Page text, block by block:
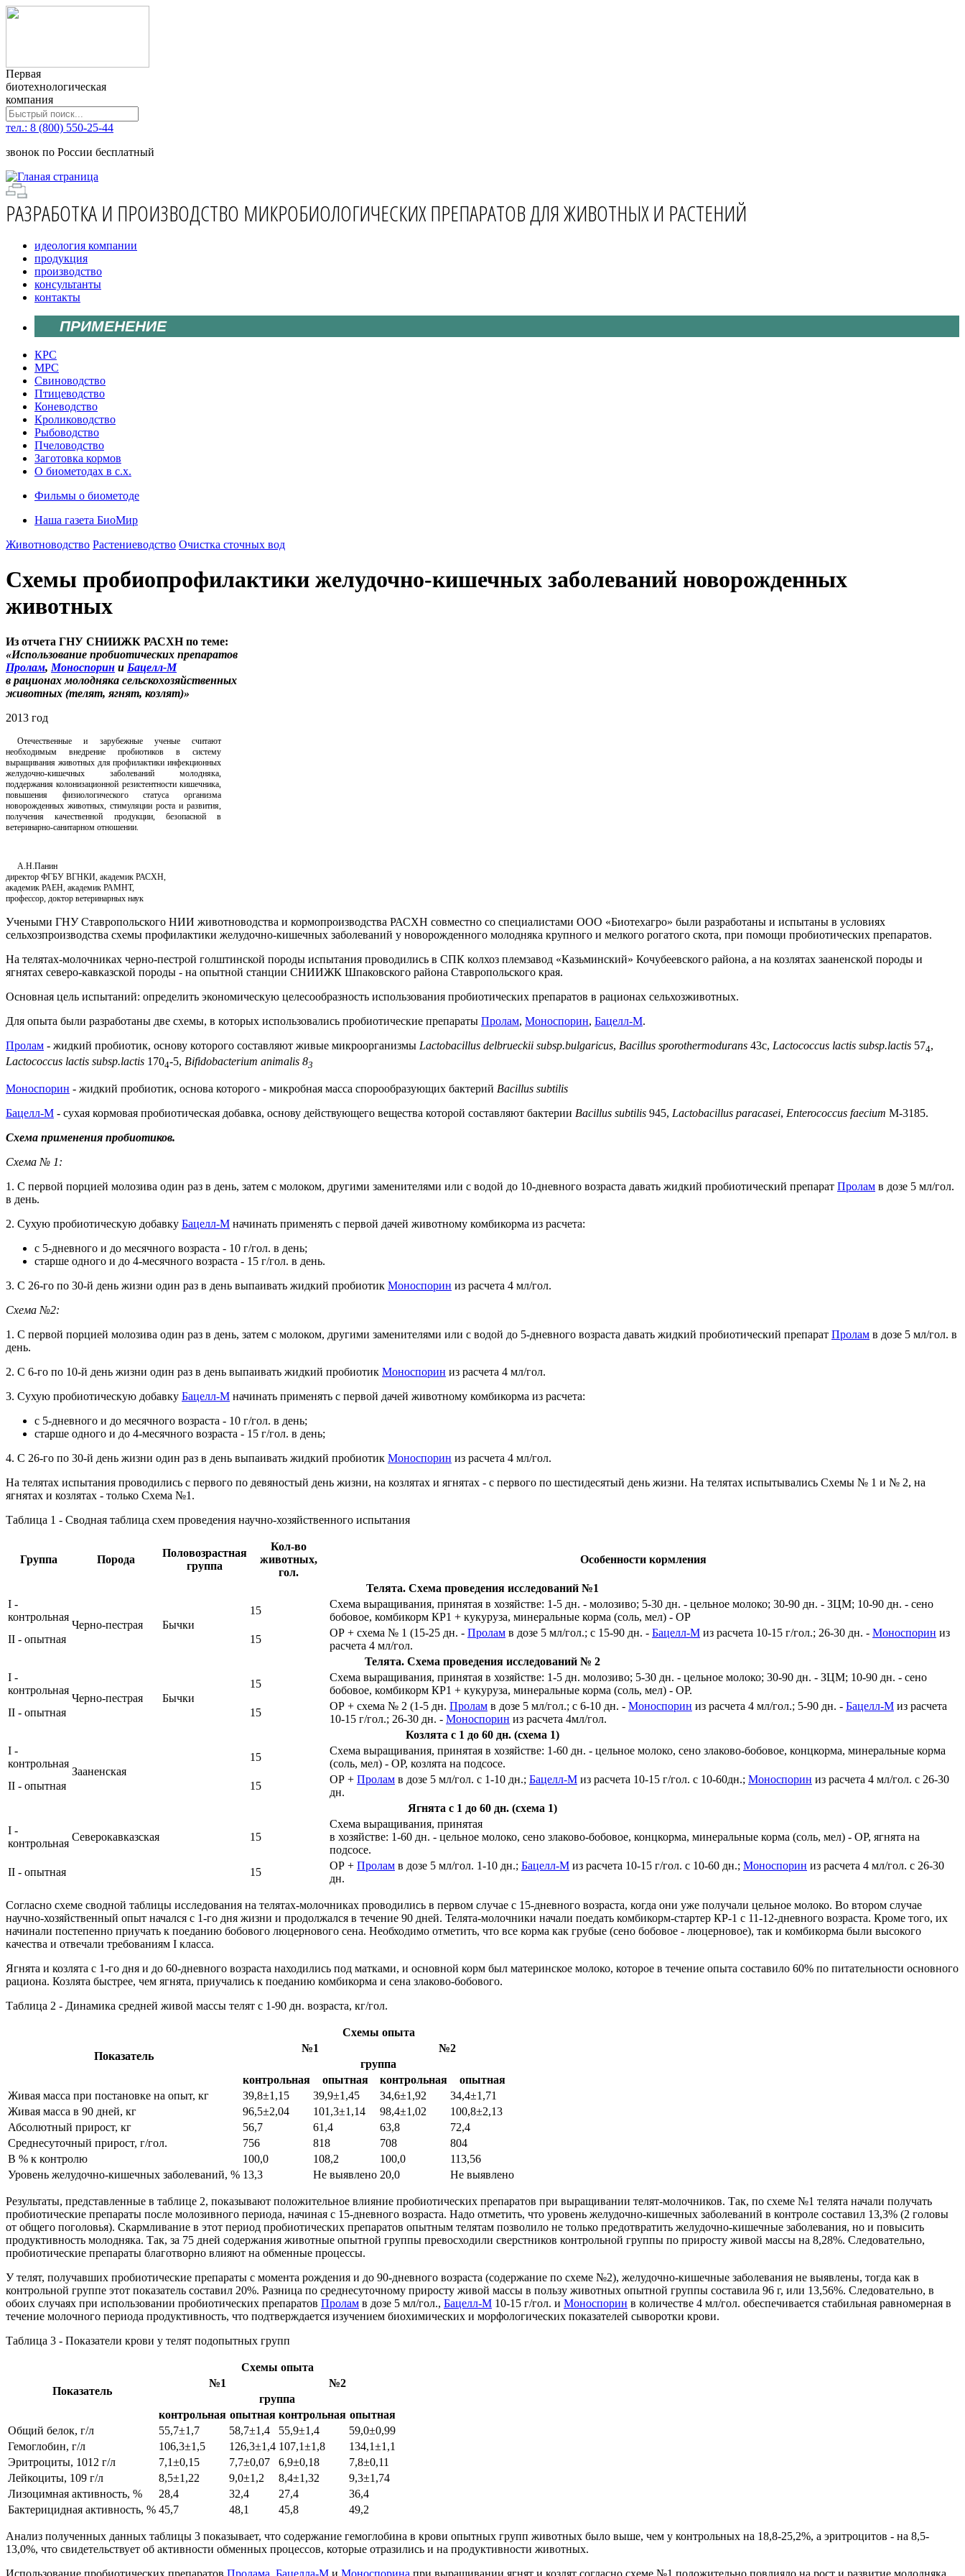
Первая
биотехнологическая
компания
тел.: 8 (800) 550-25-44
звонок по России бесплатный
РАЗРАБОТКА И ПРОИЗВОДСТВО МИКРОБИОЛОГИЧЕСКИХ ПРЕПАРАТОВ ДЛЯ ЖИВОТНЫХ И РАСТЕНИЙ
идеология компании
продукция
производство
консультанты
контакты
ПРИМЕНЕНИЕ
КРС
МРС
Свиноводство
Птицеводство
Коневодство
Кролиководство
Рыбоводство
Пчеловодство
Заготовка кормов
О биометодах в с.х.
Фильмы о биометоде
Наша газета БиоМир
Животноводство Растениеводство Очистка сточных вод
Схемы пробиопрофилактики желудочно-кишечных заболеваний новорожденных
животных
Из отчета ГНУ СНИИЖК РАСХН по теме:
«Использование пробиотических препаратов
Пролам, Моноспорин и Бацелл-М
в рационах молодняка сельскохозяйственных
животных (телят, ягнят, козлят)»
2013 год
Отечественные и зарубежные ученые считают
необходимым внедрение пробиотиков в систему
выращивания животных для профилактики инфекционных
желудочно-кишечных заболеваний молодняка,
поддержания колонизационной резистентности кишечника,
повышения физиологического статуса организма
новорожденных животных, стимуляции роста и развития,
получения качественной продукции, безопасной в
ветеринарно-санитарном отношении.
А.Н.Панин
директор ФГБУ ВГНКИ, академик РАСХН,
академик РАЕН, академик РАМНТ,
профессор, доктор ветеринарных наук
Учеными ГНУ Ставропольского НИИ животноводства и кормопроизводства РАСХН совместно со специалистами ООО «Биотехагро» были разработаны и испытаны в условиях
сельхозпроизводства схемы профилактики желудочно-кишечных заболеваний у новорожденного молодняка крупного и мелкого рогатого скота, при помощи пробиотических препаратов.
На телятах-молочниках черно-пестрой голштинской породы испытания проводились в СПК колхоз племзавод «Казьминский» Кочубеевского района, а на козлятах зааненской породы и
ягнятах северо-кавказской породы - на опытной станции СНИИЖК Шпаковского района Ставропольского края.
Основная цель испытаний: определить экономическую целесообразность использования пробиотических препаратов в рационах сельхозживотных.
Для опыта были разработаны две схемы, в которых использовались пробиотические препараты Пролам, Моноспорин, Бацелл-М.
Пролам - жидкий пробиотик, основу которого составляют живые микроорганизмы Lactobacillus delbrueckii subsp.bulgaricus, Bacillus sporothermodurans 43с, Lactococcus lactis subsp.lactis 574,
Lactococcus lactis subsp.lactis 1704-5, Bifidobacterium animalis 83
Моноспорин - жидкий пробиотик, основа которого - микробная масса спорообразующих бактерий Bacillus subtilis
Бацелл-М - сухая кормовая пробиотическая добавка, основу действующего вещества которой составляют бактерии Bacillus subtilis 945, Lactobacillus paracasei, Enterococcus faecium М-3185.
Схема применения пробиотиков.
Схема № 1:
1. С первой порцией молозива один раз в день, затем с молоком, другими заменителями или с водой до 10-дневного возраста давать жидкий пробиотический препарат Пролам в дозе 5 мл/гол.
в день.
2. Сухую пробиотическую добавку Бацелл-М начинать применять с первой дачей животному комбикорма из расчета:
с 5-дневного и до месячного возраста - 10 г/гол. в день;
старше одного и до 4-месячного возраста - 15 г/гол. в день.
3. С 26-го по 30-й день жизни один раз в день выпаивать жидкий пробиотик Моноспорин из расчета 4 мл/гол.
Схема №2:
1. С первой порцией молозива один раз в день, затем с молоком, другими заменителями или с водой до 5-дневного возраста давать жидкий пробиотический препарат Пролам в дозе 5 мл/гол. в
день.
2. С 6-го по 10-й день жизни один раз в день выпаивать жидкий пробиотик Моноспорин из расчета 4 мл/гол.
3. Сухую пробиотическую добавку Бацелл-М начинать применять с первой дачей животному комбикорма из расчета:
с 5-дневного и до месячного возраста - 10 г/гол. в день;
старше одного и до 4-месячного возраста - 15 г/гол. в день;
4. С 26-го по 30-й день жизни один раз в день выпаивать жидкий пробиотик Моноспорин из расчета 4 мл/гол.
На телятах испытания проводились с первого по девяностый день жизни, на козлятах и ягнятах - с первого по шестидесятый день жизни. На телятах испытывались Схемы № 1 и № 2, на
ягнятах и козлятах - только Схема №1.
Таблица 1 - Сводная таблица схем проведения научно-хозяйственного испытания
Группа Порода
Половозрастная
группа
Кол-во
животных,
гол.
Особенности кормления
Телята. Схема проведения исследований №1
I -
контрольная
Черно-пестрая Бычки
15
Схема выращивания, принятая в хозяйстве: 1-5 дн. - молозиво; 5-30 дн. - цельное молоко; 30-90 дн. - ЗЦМ; 10-90 дн. - сено
бобовое, комбикорм КР1 + кукуруза, минеральные корма (соль, мел) - ОР
II - опытная
15
ОР + схема № 1 (15-25 дн. - Пролам в дозе 5 мл/гол.; с 15-90 дн. - Бацелл-М из расчета 10-15 г/гол.; 26-30 дн. - Моноспорин из
расчета 4 мл/гол.
Телята. Схема проведения исследований № 2
I -
контрольная
Черно-пестрая Бычки
15
Схема выращивания, принятая в хозяйстве: 1-5 дн. молозиво; 5-30 дн. - цельное молоко; 30-90 дн. - ЗЦМ; 10-90 дн. - сено
бобовое, комбикорм КР1 + кукуруза, минеральные корма (соль, мел) - ОР.
II - опытная
15
ОР + схема № 2 (1-5 дн. Пролам в дозе 5 мл/гол.; с 6-10 дн. - Моноспорин из расчета 4 мл/гол.; 5-90 дн. - Бацелл-М из расчета
10-15 г/гол.; 26-30 дн. - Моноспорин из расчета 4мл/гол.
Козлята с 1 до 60 дн. (схема 1)
I -
контрольная
Зааненская
15
Схема выращивания, принятая в хозяйстве: 1-60 дн. - цельное молоко, сено злаково-бобовое, концкорма, минеральные корма
(соль, мел) - ОР, козлята на подсосе.
II - опытная
15
ОР + Пролам в дозе 5 мл/гол. с 1-10 дн.; Бацелл-М из расчета 10-15 г/гол. с 10-60дн.; Моноспорин из расчета 4 мл/гол. с 26-30
дн.
Ягнята с 1 до 60 дн. (схема 1)
I -
контрольная
Северокавказская 15
Схема выращивания, принятая
в хозяйстве: 1-60 дн. - цельное молоко, сено злаково-бобовое, концкорма, минеральные корма (соль, мел) - ОР, ягнята на
подсосе.
II - опытная
15
ОР + Пролам в дозе 5 мл/гол. 1-10 дн.; Бацелл-М из расчета 10-15 г/гол. с 10-60 дн.; Моноспорин из расчета 4 мл/гол. с 26-30
дн.
Согласно схеме сводной таблицы исследования на телятах-молочниках проводились в первом случае с 15-дневного возраста, когда они уже получали цельное молоко. Во втором случае
научно-хозяйственный опыт начался с 1-го дня жизни и продолжался в течение 90 дней. Телята-молочники начали поедать комбикорм-стартер КР-1 с 11-12-дневного возраста. Кроме того, их
начинали постепенно приучать к поеданию бобового люцернового сена. Необходимо отметить, что все корма как грубые (сено бобовое - люцерновое), так и комбикорма были высокого
качества и отвечали требованиям I класса.
Ягнята и козлята с 1-го дня и до 60-дневного возраста находились под матками, и основной корм был материнское молоко, которое в течение опыта составило 60% по питательности основного
рациона. Козлята быстрее, чем ягнята, приучались к поеданию комбикорма и сена злаково-бобового.
Таблица 2 - Динамика средней живой массы телят с 1-90 дн. возраста, кг/гол.
Показатель
Схемы опыта
№1
№2
группа
контрольная
опытная контрольная
опытная
Живая масса при постановке на опыт, кг
39,8±1,15 39,9±1,45 34,6±1,92
34,4±1,71
Живая масса в 90 дней, кг
96,5±2,04 101,3±1,14 98,4±1,02
100,8±2,13
Абсолютный прирост, кг
56,7 61,4 63,8
72,4
Среднесуточный прирост, г/гол.
756 818 708
804
В % к контролю
100,0 108,2 100,0
113,56
Уровень желудочно-кишечных заболеваний, % 13,3 Не выявлено 20,0 Не выявлено
Результаты, представленные в таблице 2, показывают положительное влияние пробиотических препаратов при выращивании телят-молочников. Так, по схеме №1 телята начали получать
пробиотические препараты после молозивного периода, начиная с 15-дневного возраста. Надо отметить, что уровень желудочно-кишечных заболеваний в контроле составил 13,3% (2 головы
от общего поголовья). Скармливание в этот период пробиотических препаратов опытным телятам позволило не только предотвратить желудочно-кишечные заболевания, но и повысить
продуктивность молодняка. Так, за 75 дней содержания животные опытной группы превосходили сверстников контрольной группы по приросту живой массы на 8,28%. Следовательно,
пробиотические препараты благотворно влияют на обменные процессы.
У телят, получавших пробиотические препараты с момента рождения и до 90-дневного возраста (содержание по схеме №2), желудочно-кишечные заболевания не выявлены, тогда как в
контрольной группе этот показатель составил 20%. Разница по среднесуточному приросту живой массы в пользу животных опытной группы составила 96 г, или 13,56%. Следовательно, в
обоих случаях при использовании пробиотических препаратов Пролам в дозе 5 мл/гол., Бацелл-М 10-15 г/гол. и Моноспорин в количестве 4 мл/гол. обеспечивается стабильная равномерная в
течение молочного периода продуктивность, что подтверждается изучением биохимических и морфологических показателей сыворотки крови.
Таблица 3 - Показатели крови у телят подопытных групп
Показатель
Схемы опыта
№1
№2
группа
контрольная опытная контрольная опытная
Общий белок, г/л
55,7±1,7 58,7±1,4 55,9±1,4
59,0±0,99
Гемоглобин, г/л
106,3±1,5 126,3±1,4 107,1±1,8
134,1±1,1
Эритроциты, 1012 г/л
7,1±0,15 7,7±0,07 6,9±0,18
7,8±0,11
Лейкоциты, 109 г/л
8,5±1,22 9,0±1,2 8,4±1,32
9,3±1,74
Лизоцимная активность, %
28,4 32,4 27,4
36,4
Бактерицидная активность, % 45,7 48,1 45,8 49,2
Анализ полученных данных таблицы 3 показывает, что содержание гемоглобина в крови опытных групп животных было выше, чем у контрольных на 18,8-25,2%, а эритроцитов - на 8,5-
13,0%, что свидетельствует об активности обменных процессов, которые отразились и на продуктивности животных.